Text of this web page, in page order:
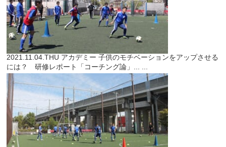
2021.11.04.THU アカデミー 子供のモチベーションをアップさせる
には？ 研修レポート「コーチング論」... ...